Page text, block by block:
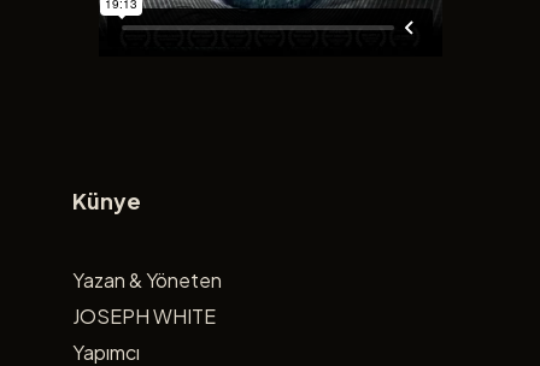
Künye
Yazan & Yöneten
JOSEPH WHITE
Yapımcı